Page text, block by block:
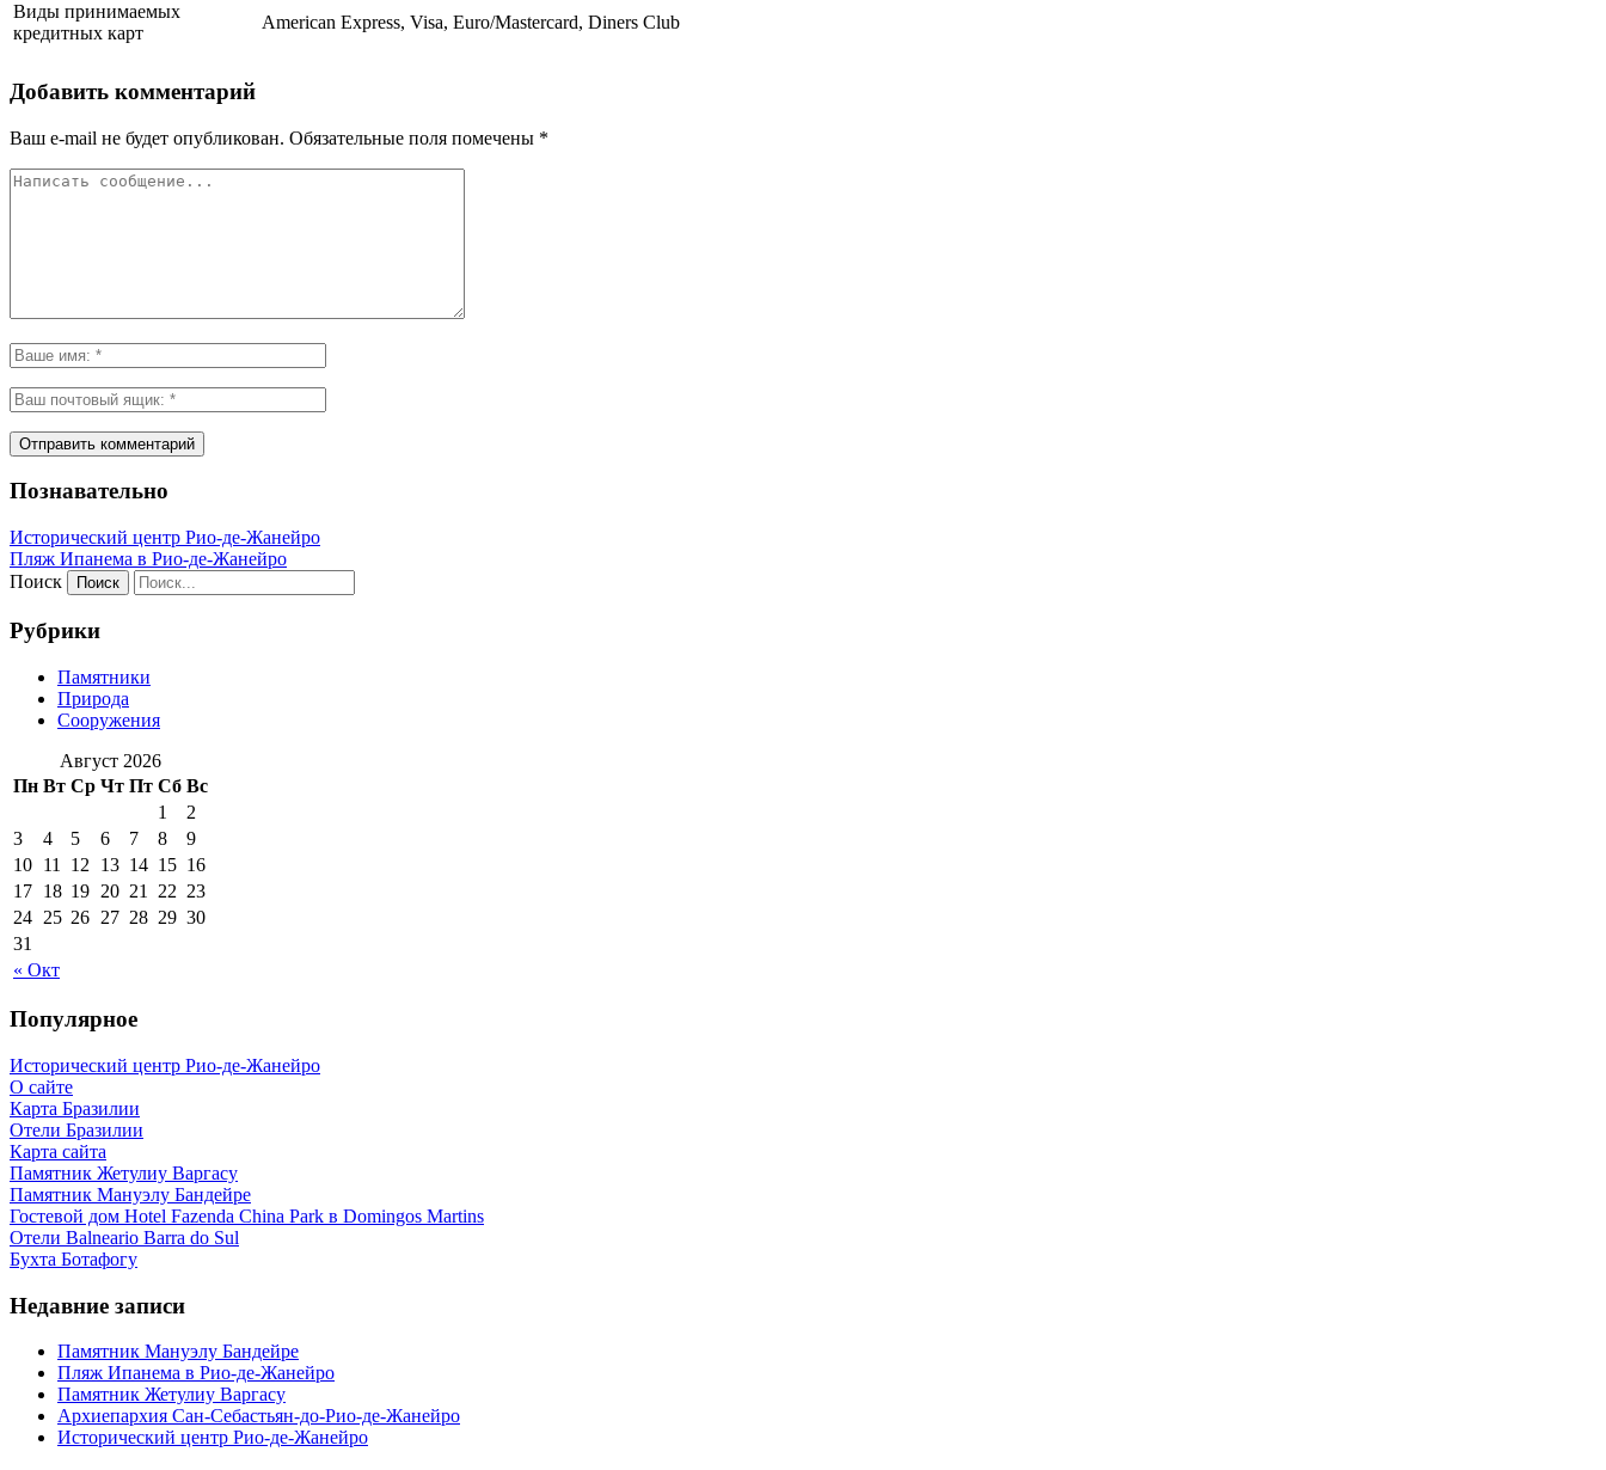
Виды принимаемых
кредитных карт
American Express, Visa, Euro/Mastercard, Diners Club
Добавить комментарий
Ваш e-mail не будет опубликован. Обязательные поля помечены *
Познавательно
Исторический центр Рио-де-Жанейро
Пляж Ипанема в Рио-де-Жанейро
Поиск
Рубрики
Памятники
Природа
Сооружения
Август 2026
Пн Вт Ср Чт Пт Сб Вс
« Окт
1
2
3
4 5 6 7 8
9
10 11 12 13 14 15 16
17 18 19 20 21 22 23
24 25 26 27 28 29 30
31
Популярное
Исторический центр Рио-де-Жанейро
О сайте
Карта Бразилии
Отели Бразилии
Карта сайта
Памятник Жетулиу Варгасу
Памятник Мануэлу Бандейре
Гостевой дом Hotel Fazenda China Park в Domingos Martins
Отели Balneario Barra do Sul
Бухта Ботафогу
Недавние записи
Памятник Мануэлу Бандейре
Пляж Ипанема в Рио-де-Жанейро
Памятник Жетулиу Варгасу
Архиепархия Сан-Себастьян-до-Рио-де-Жанейро
Исторический центр Рио-де-Жанейро